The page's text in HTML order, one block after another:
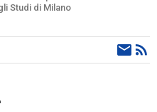
Studi di Milano